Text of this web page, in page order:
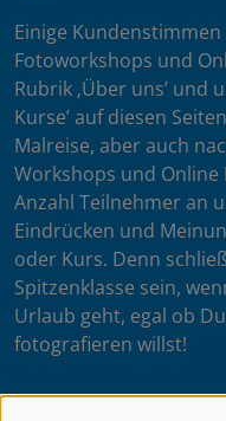
Einige
Fotoworkshops und
Rubrik ‚Über uns’ und
Kurse’ auf diesen
Malreise, aber auch
Workshops und
Anzahl Teilnehmer an
Eindrücken und
oder Kurs. Denn
Spitzenklasse sein,
Urlaub geht, egal ob
fotografieren willst!